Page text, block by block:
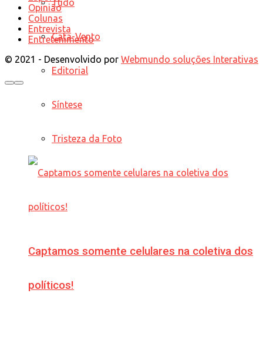
Tudo
Cata-Vento
Editorial
Síntese
Tristeza da Foto
Captamos somente celulares na coletiva dos
políticos!
Opinião
Colunas
Entrevista
Entretenimento
© 2021 - Desenvolvido por Webmundo soluções Interativas